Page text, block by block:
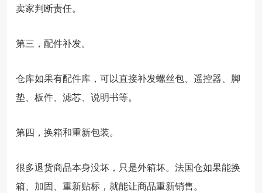
卖家判断责任。
第三，配件补发。
仓库如果有配件库，可以直接补发螺丝包、遥控器、脚
垫、板件、滤芯、说明书等。
第四，换箱和重新包装。
很多退货商品本身没坏，只是外箱坏。法国仓如果能换
箱、加固、重新贴标，就能让商品重新销售。